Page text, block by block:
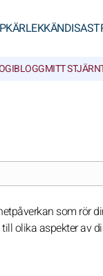
KÄRLEK
MITT
som rör
olika aspekter av